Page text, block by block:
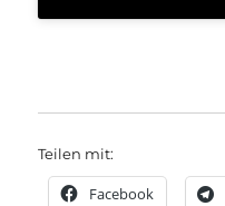
Teilen mit:
Facebook